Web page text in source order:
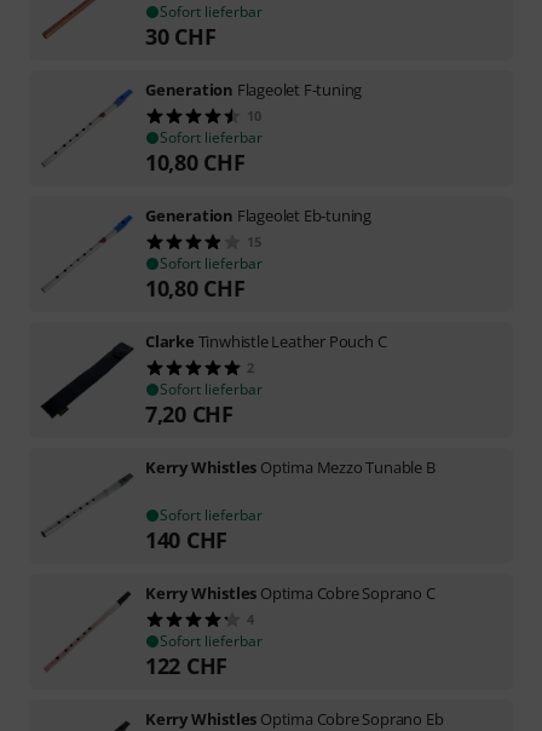
Sofort lieferbar
30 CHF
Generation Flageolet F-tuning
10
Sofort lieferbar
10,80 CHF
Generation Flageolet Eb-tuning
15
Sofort lieferbar
10,80 CHF
Clarke Tinwhistle Leather Pouch C
2
Sofort lieferbar
7,20 CHF
Kerry Whistles Optima Mezzo Tunable B
Sofort lieferbar
140 CHF
Kerry Whistles Optima Cobre Soprano C
4
Sofort lieferbar
122 CHF
Kerry Whistles Optima Cobre Soprano Eb